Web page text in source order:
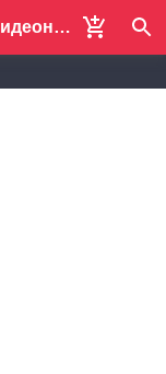
АБСОЛЮТ-МАРКЕТ - все для видеонаблюдения и систем безопасности